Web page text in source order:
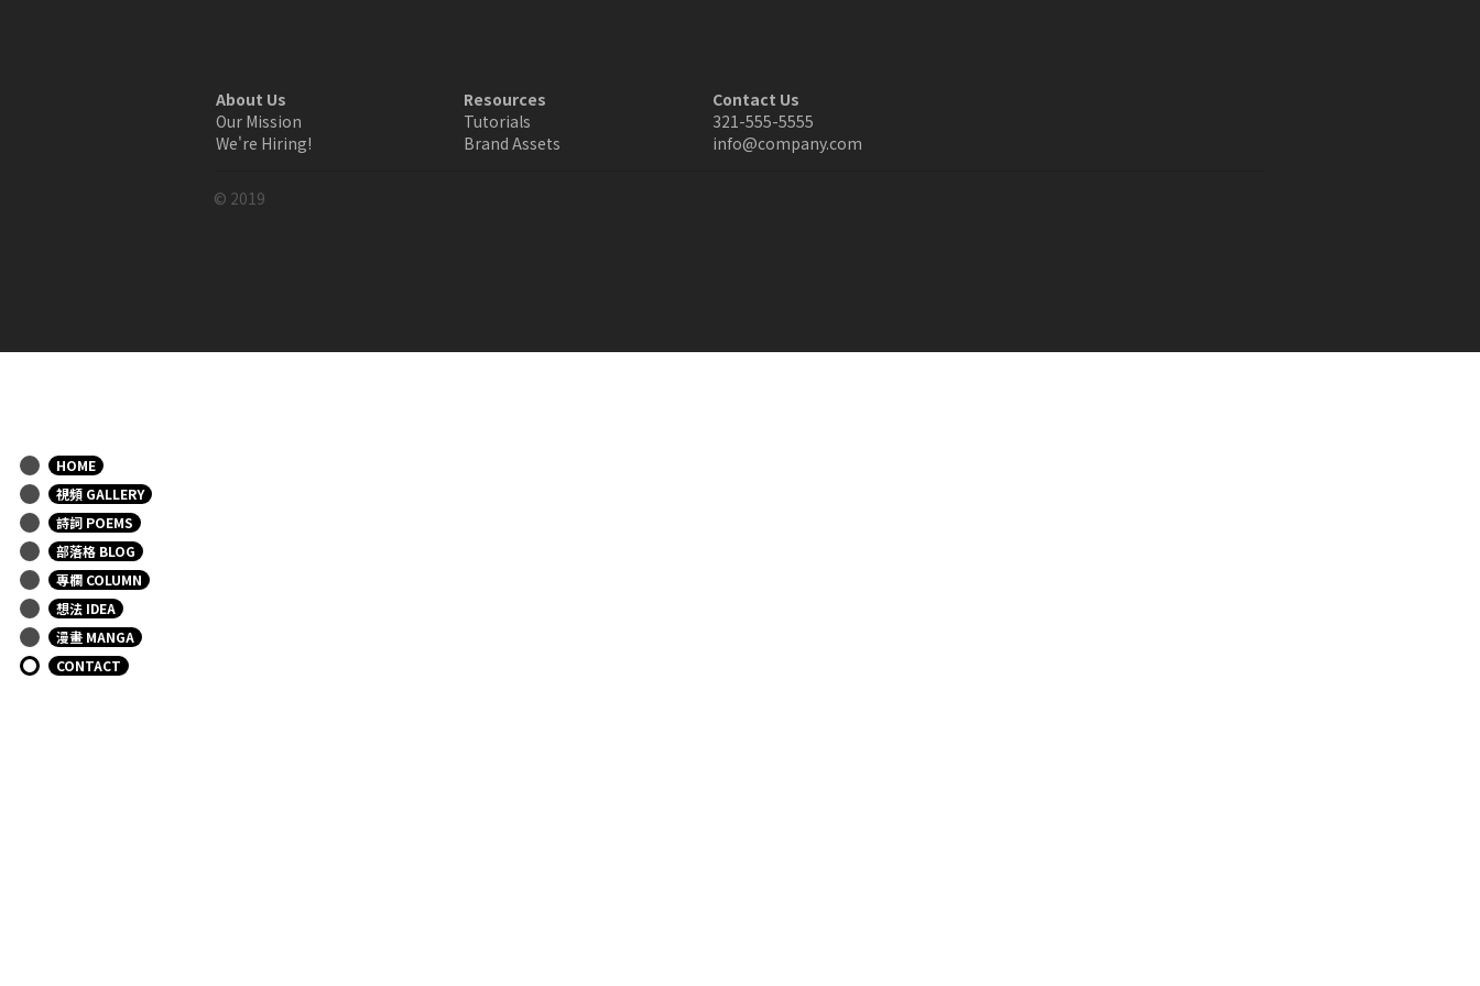
HOME
視頻 GALLERY
詩詞 POEMS
部落格 BLOG
專欄 COLUMN
想法 IDEA
漫畫 MANGA
CONTACT
About Us
Our Mission
We're Hiring!
Resources
Tutorials
Brand Assets
Contact Us
321-555-5555
info@company.com
© 2019